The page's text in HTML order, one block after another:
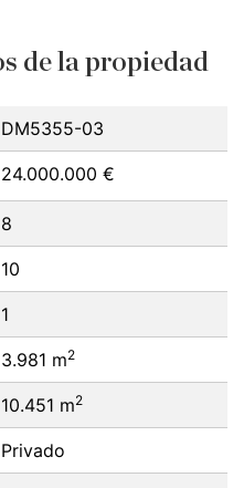
de la propiedad
DM5355-03
24.000.000 €
8
10
1
3.981 m2
10.451 m2
Privado